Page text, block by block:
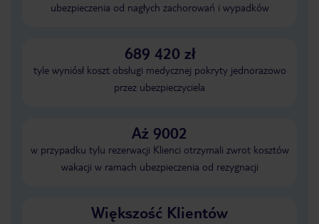
ubezpieczenia od nagłych zachorowań i wypadków
689 420 zł
tyle wyniósł koszt obsługi medycznej pokryty jednorazowo
przez ubezpieczyciela
Aż 9002
w przypadku tylu rezerwacji Klienci otrzymali zwrot kosztów
wakacji w ramach ubezpieczenia od rezygnacji
Większość Klientów